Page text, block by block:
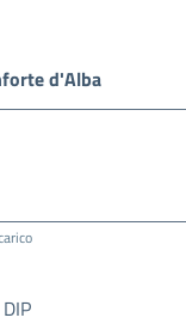
d'Alba
DIP